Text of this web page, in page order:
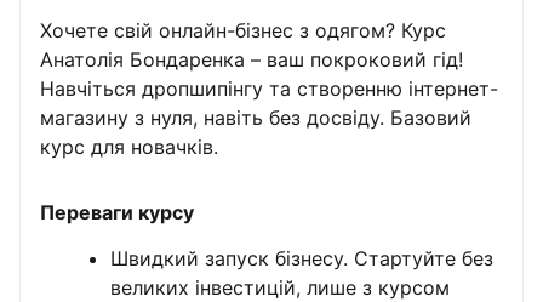
Хочете свій онлайн-бізнес з одягом? Курс
Анатолія Бондаренка – ваш покроковий гід!
Навчіться дропшипінгу та створенню інтернет-
магазину з нуля, навіть без досвіду. Базовий
курс для новачків.
Переваги курсу
Швидкий запуск бізнесу. Стартуйте без
великих інвестицій, лише з курсом